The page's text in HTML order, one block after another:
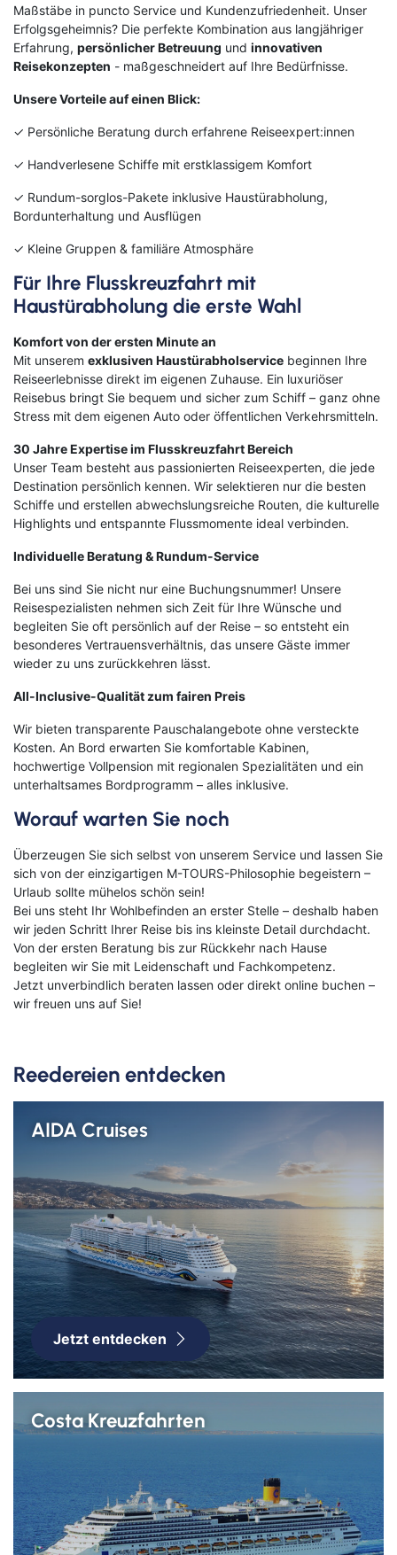
Maßstäbe in puncto Service und Kundenzufriedenheit. Unser
Erfolgsgeheimnis? Die perfekte Kombination aus langjähriger
Erfahrung, persönlicher Betreuung und innovativen
Reisekonzepten - maßgeschneidert auf Ihre Bedürfnisse.
Unsere Vorteile auf einen Blick:
✓ Persönliche Beratung durch erfahrene Reiseexpert:innen
✓ Handverlesene Schiffe mit erstklassigem Komfort
✓ Rundum-sorglos-Pakete inklusive Haustürabholung,
Bordunterhaltung und Ausflügen
✓ Kleine Gruppen & familiäre Atmosphäre
Für Ihre Flusskreuzfahrt mit
Haustürabholung die erste Wahl
Komfort von der ersten Minute an
Mit unserem exklusiven Haustürabholservice beginnen Ihre
Reiseerlebnisse direkt im eigenen Zuhause. Ein luxuriöser
Reisebus bringt Sie bequem und sicher zum Schiff – ganz ohne
Stress mit dem eigenen Auto oder öffentlichen Verkehrsmitteln.
30 Jahre Expertise im Flusskreuzfahrt Bereich
Unser Team besteht aus passionierten Reiseexperten, die jede
Destination persönlich kennen. Wir selektieren nur die besten
Schiffe und erstellen abwechslungsreiche Routen, die kulturelle
Highlights und entspannte Flussmomente ideal verbinden.
Individuelle Beratung & Rundum-Service
Bei uns sind Sie nicht nur eine Buchungsnummer! Unsere
Reisespezialisten nehmen sich Zeit für Ihre Wünsche und
begleiten Sie oft persönlich auf der Reise – so entsteht ein
besonderes Vertrauensverhältnis, das unsere Gäste immer
wieder zu uns zurückkehren lässt.
All-Inclusive-Qualität zum fairen Preis
Wir bieten transparente Pauschalangebote ohne versteckte
Kosten. An Bord erwarten Sie komfortable Kabinen,
hochwertige Vollpension mit regionalen Spezialitäten und ein
unterhaltsames Bordprogramm – alles inklusive.
Worauf warten Sie noch
Überzeugen Sie sich selbst von unserem Service und lassen Sie
sich von der einzigartigen M-TOURS-Philosophie begeistern –
Urlaub sollte mühelos schön sein!
Bei uns steht Ihr Wohlbefinden an erster Stelle – deshalb haben
wir jeden Schritt Ihrer Reise bis ins kleinste Detail durchdacht.
Von der ersten Beratung bis zur Rückkehr nach Hause
begleiten wir Sie mit Leidenschaft und Fachkompetenz.
Jetzt unverbindlich beraten lassen oder direkt online buchen –
wir freuen uns auf Sie!
Reedereien entdecken
AIDA Cruises
Jetzt entdecken
Costa Kreuzfahrten